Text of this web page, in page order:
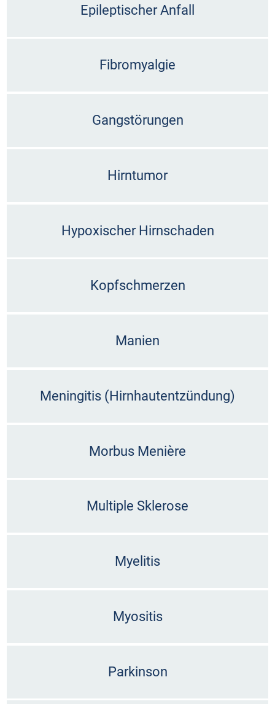
Epileptischer Anfall
Fibromyalgie
Gangstörungen
Hirntumor
Hypoxischer Hirnschaden
Kopfschmerzen
Manien
Meningitis (Hirnhautentzündung)
Morbus Menière
Multiple Sklerose
Myelitis
Myositis
Parkinson